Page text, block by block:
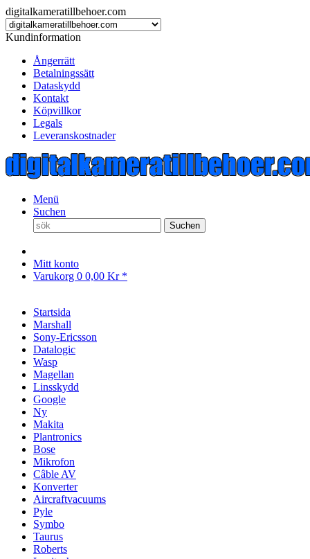
digitalkameratillbehoer.com
Kundinformation
Ångerrätt
Betalningssätt
Dataskydd
Kontakt
Köpvillkor
Legals
Leveranskostnader
Menü
Suchen
Suchen
Mitt konto
Varukorg 0 0,00 Kr *
Startsida
Marshall
Sony-Ericsson
Datalogic
Wasp
Magellan
Linsskydd
Google
Ny
Makita
Plantronics
Bose
Mikrofon
Câble AV
Konverter
Aircraftvacuums
Pyle
Symbo
Taurus
Roberts